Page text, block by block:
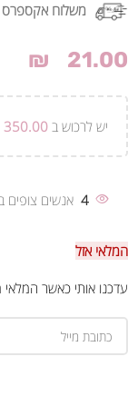
משלוח אקספרס
₪ 21.00
יש לרכוש ב 350.00
4 אנשים צופים
המלאי אזל
עדכנו אותי כאשר